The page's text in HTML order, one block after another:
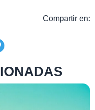
Compartir en: